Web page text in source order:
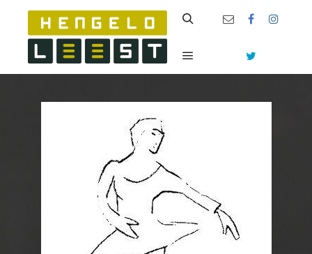
Hoofdmenu